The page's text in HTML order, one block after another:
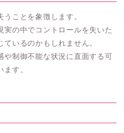
ことを象徴します。
実の中でコントロールを失いた
いるのかもしれません。
や制御不能な状況に直面する可
す。